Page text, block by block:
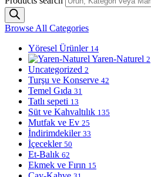
Browse All Categories
Yöresel Ürünler 14
Yaren-Naturel 2
Uncategorized 2
Turşu ve Konserve 42
Temel Gıda 31
Tatlı sepeti 13
Süt ve Kahvaltılık 135
Mutfak ve Ev 25
İndirimdekiler 33
İçecekler 50
Et-Balık 62
Ekmek ve Fırın 15